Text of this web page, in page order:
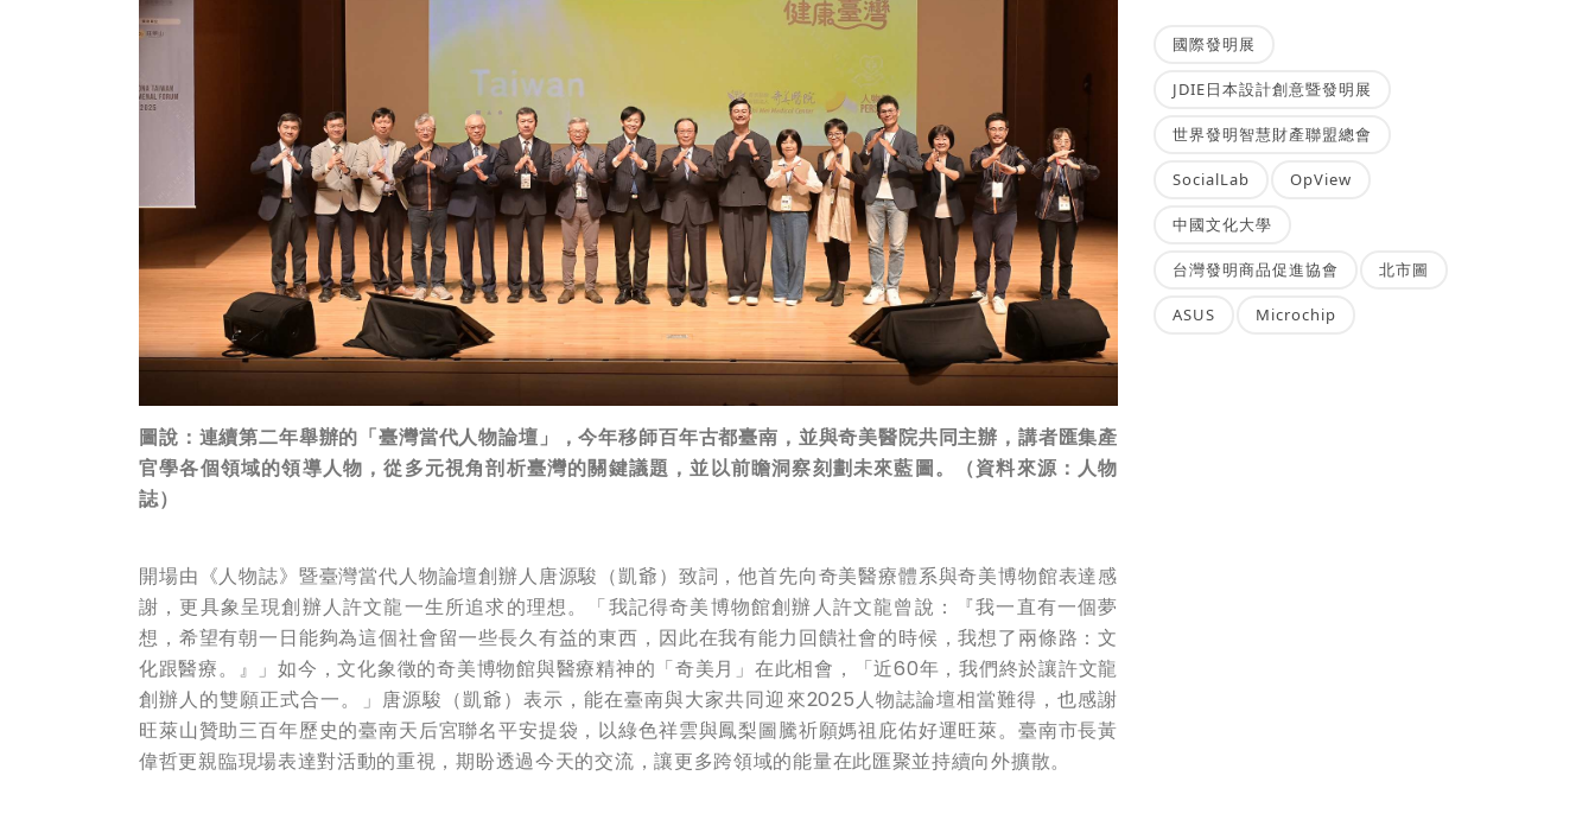
圖說：連續第二年舉辦的「臺灣當代人物論壇」，今年移師百年古都臺南，並與奇美醫院共同主辦，講者匯集產
官學各個領域的領導人物，從多元視角剖析臺灣的關鍵議題，並以前瞻洞察刻劃未來藍圖。（資料來源：人物
誌）
開場由《人物誌》暨臺灣當代人物論壇創辦人唐源駿（凱爺）致詞，他首先向奇美醫療體系與奇美博物館表達感
謝，更具象呈現創辦人許文龍一生所追求的理想。「我記得奇美博物館創辦人許文龍曾說：『我一直有一個夢
想，希望有朝一日能夠為這個社會留一些長久有益的東西，因此在我有能力回饋社會的時候，我想了兩條路：文
化跟醫療。』」如今，文化象徵的奇美博物館與醫療精神的「奇美月」在此相會，「近60年，我們終於讓許文龍
創辦人的雙願正式合一。」唐源駿（凱爺）表示，能在臺南與大家共同迎來2025人物誌論壇相當難得，也感謝
旺萊山贊助三百年歷史的臺南天后宮聯名平安提袋，以綠色祥雲與鳳梨圖騰祈願媽祖庇佑好運旺萊。臺南市長黃
偉哲更親臨現場表達對活動的重視，期盼透過今天的交流，讓更多跨領域的能量在此匯聚並持續向外擴散。
國際發明展
JDIE日本設計創意暨發明展
世界發明智慧財產聯盟總會
SocialLab OpView
中國文化大學
台灣發明商品促進協會 北市圖
ASUS Microchip